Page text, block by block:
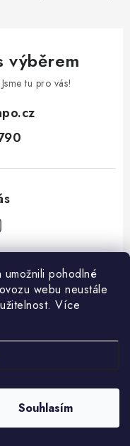
umožnili pohodlné
webu neustále
Více
Souhlasím
výběrem
tu pro vás!